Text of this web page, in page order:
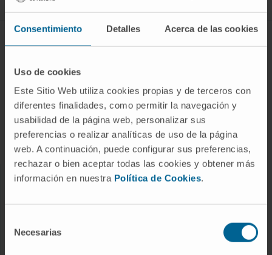
Consentimiento Detalles Acerca de las cookies
Uso de cookies
Este Sitio Web utiliza cookies propias y de terceros con
diferentes finalidades, como permitir la navegación y
usabilidad de la página web, personalizar sus
preferencias o realizar analíticas de uso de la página
web. A continuación, puede configurar sus preferencias,
rechazar o bien aceptar todas las cookies y obtener más
información en nuestra Política de Cookies.
Necesarias
ENFERMEDADES Y TRATAMIENTOS
Enfermedades
Pruebas diagnósticas
Tratamientos
Cuidados en casa
Chequeos y salud
Conozca a los profesionales